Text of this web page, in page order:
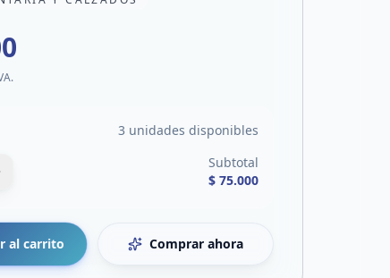
3 unidades disponibles
Subtotal
$ 75.000
al carrito Comprar ahora